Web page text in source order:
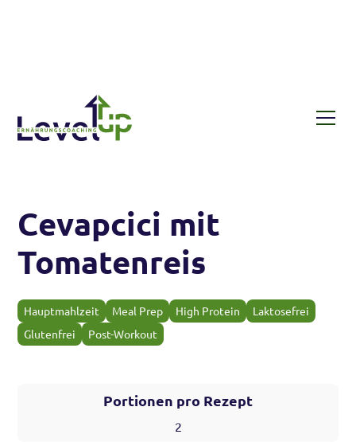
Cevapcici mit
Tomatenreis
Hauptmahlzeit Meal Prep High Protein
Laktosefrei
Glutenfrei
Post-Workout
Portionen pro Rezept
2